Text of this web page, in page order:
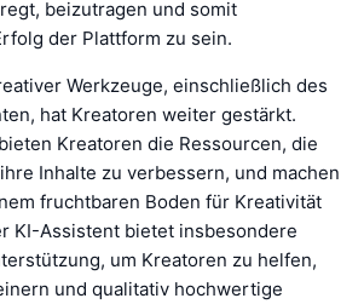
beizutragen und somit
der Plattform zu sein.
Werkzeuge, einschließlich des
hat Kreatoren weiter gestärkt.
Kreatoren die Ressourcen, die
Inhalte zu verbessern, und machen
fruchtbaren Boden für Kreativität
KI-Assistent bietet insbesondere
um Kreatoren zu helfen,
und qualitativ hochwertige